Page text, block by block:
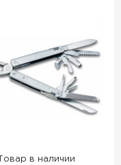
Товар в наличии